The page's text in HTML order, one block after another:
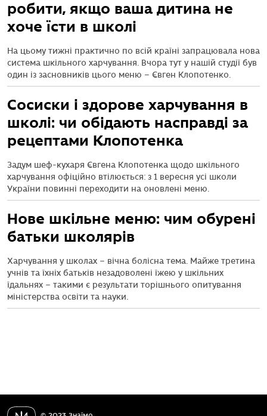
робити, якщо ваша дитина не
хоче їсти в школі
На цьому тижні практично по всій країні запрацювала нова
система шкільного харчування. Вчора тут у нашій студії був
один із засновників цього меню – Євген Клопотенко.
Сосиски і здорове харчування в
школі: чи обідають насправді за
рецептами Клопотенка
Задум шеф-кухаря Євгена Клопотенка щодо шкільного
харчування офіційно втілюється: з 1 вересня усі школи
України повинні переходити на оновлені меню.
Нове шкільне меню: чим обурені
батьки школярів
Харчування у школах – вічна болісна тема. Майже третина
учнів та їхніх батьків незадоволені їжею у шкільних
їдальнях – такими є результати торішнього опитування
міністерства освіти та науки.